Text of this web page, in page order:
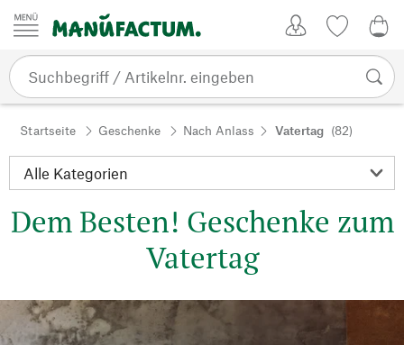
Zum Inhalt springen
Startseite Geschenke Nach Anlass Vatertag (82)
Dem Besten! Geschenke zum
Vatertag